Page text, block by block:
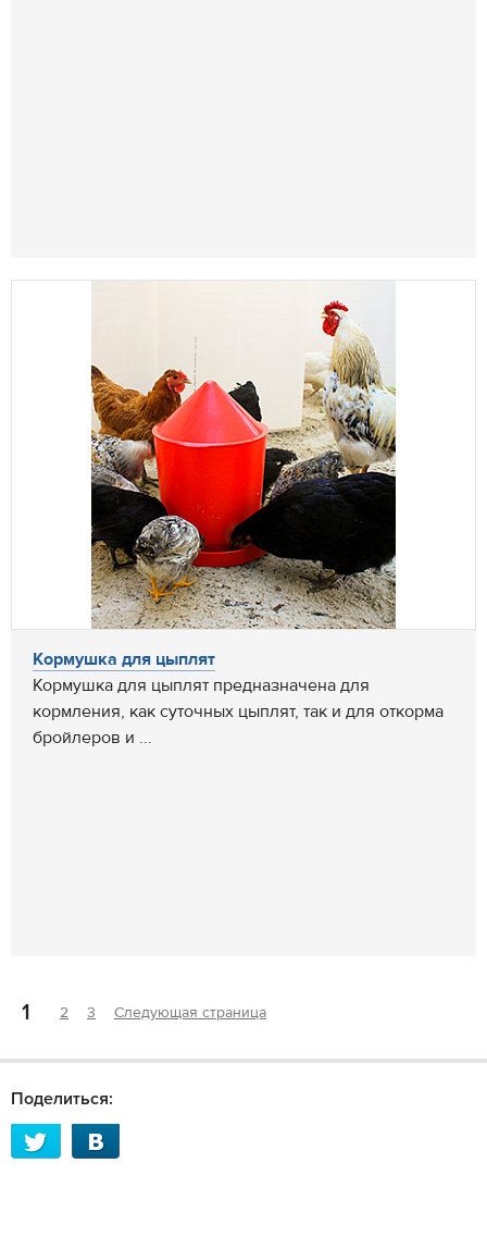
Кормушка для цыплят
Кормушка для цыплят предназначена для
кормления, как суточных цыплят, так и для откорма
бройлеров и ...
1 2 3 Следующая страница
Поделиться: